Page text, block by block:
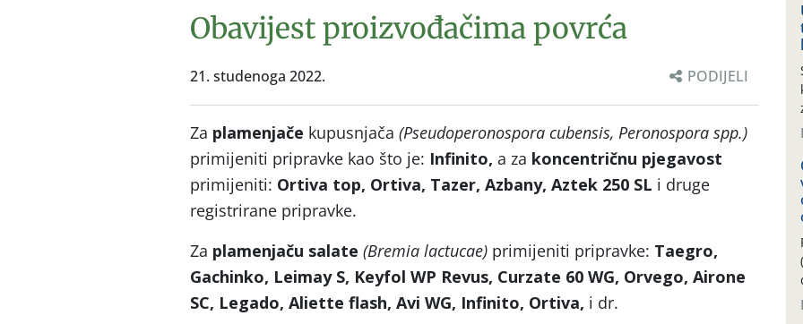
Obavijest proizvođačima povrća
21. studenoga 2022. PODIJELI
Za plamenjače kupusnjača (Pseudoperonospora cubensis, Peronospora spp.)
primijeniti pripravke kao što je: Infinito, a za koncentričnu pjegavost
primijeniti: Ortiva top, Ortiva, Tazer, Azbany, Aztek 250 SL i druge
registrirane pripravke.
Za plamenjaču salate (Bremia lactucae) primijeniti pripravke: Taegro,
Gachinko, Leimay S, Keyfol WP Revus, Curzate 60 WG, Orvego, Airone
SC, Legado, Aliette flash, Avi WG, Infinito, Ortiva, i dr.